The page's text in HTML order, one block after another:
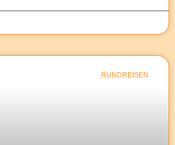
RUNDREISEN